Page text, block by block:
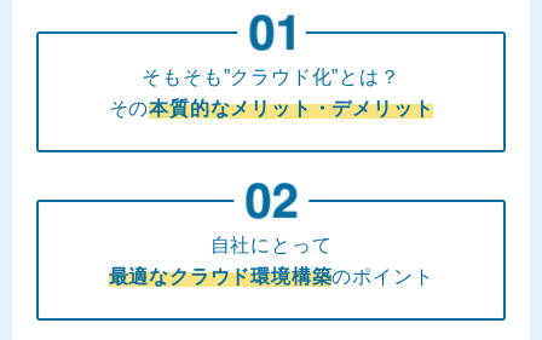
そもそも”クラウド化”とは？
その本質的なメリット・デメリット
自社にとって
最適なクラウド環境構築のポイント